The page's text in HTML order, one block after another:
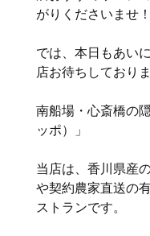
がりくださいませ！
では、本日もあい
店お待ちしており
南船場・心斎橋の
ッポ）」
当店は、香川県産
や契約農家直送の
ストランです。